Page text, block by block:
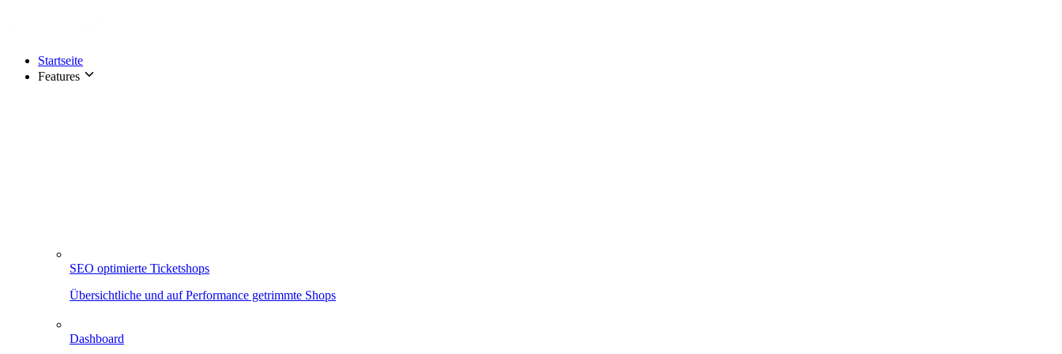
Startseite
Features
SEO optimierte Ticketshops
Übersichtliche und auf Performance getrimmte Shops
Dashboard